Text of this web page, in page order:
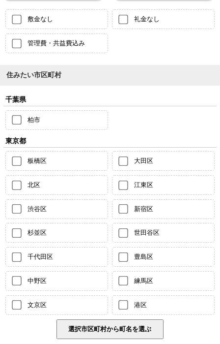
敷金なし 礼金なし
管理費・共益費込み
住みたい市区町村
千葉県
柏市
東京都
板橋区 大田区
北区 江東区
渋谷区 新宿区
杉並区 世田谷区
千代田区 豊島区
中野区 練馬区
文京区 港区